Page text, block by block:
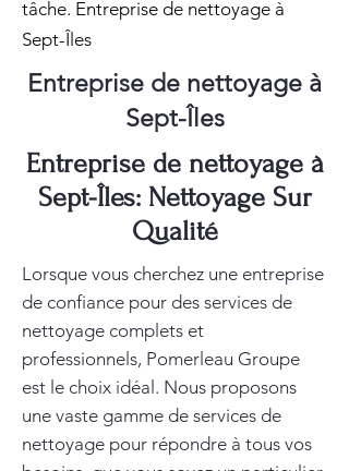
tâche. Entreprise de nettoyage à
Sept-Îles
Entreprise de nettoyage à
Sept-Îles
Entreprise de nettoyage à
Sept-Îles: Nettoyage Sur
Qualité
Lorsque vous cherchez une entreprise
de confiance pour des services de
nettoyage complets et
professionnels, Pomerleau Groupe
est le choix idéal. Nous proposons
une vaste gamme de services de
nettoyage pour répondre à tous vos